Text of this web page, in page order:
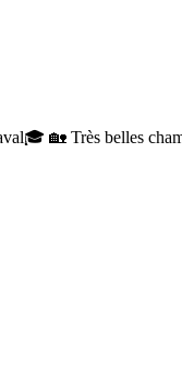
🏡 Très belles